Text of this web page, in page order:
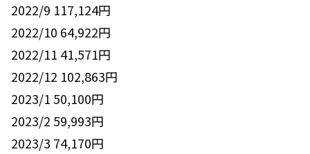
2022/9 117,124円
2022/10 64,922円
2022/11 41,571円
2022/12 102,863円
2023/1 50,100円
2023/2 59,993円
2023/3 74,170円